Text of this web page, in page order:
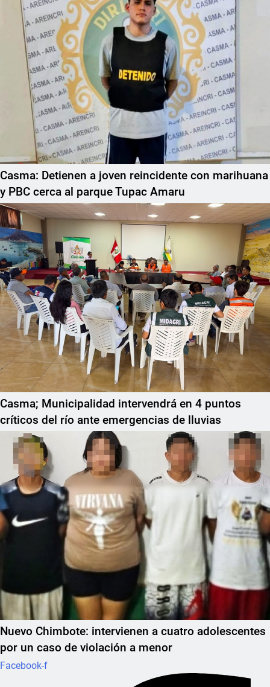
Casma: Detienen a joven reincidente con marihuana
y PBC cerca al parque Tupac Amaru
Casma; Municipalidad intervendrá en 4 puntos
críticos del río ante emergencias de lluvias
Nuevo Chimbote: intervienen a cuatro adolescentes
por un caso de violación a menor
Facebook-f